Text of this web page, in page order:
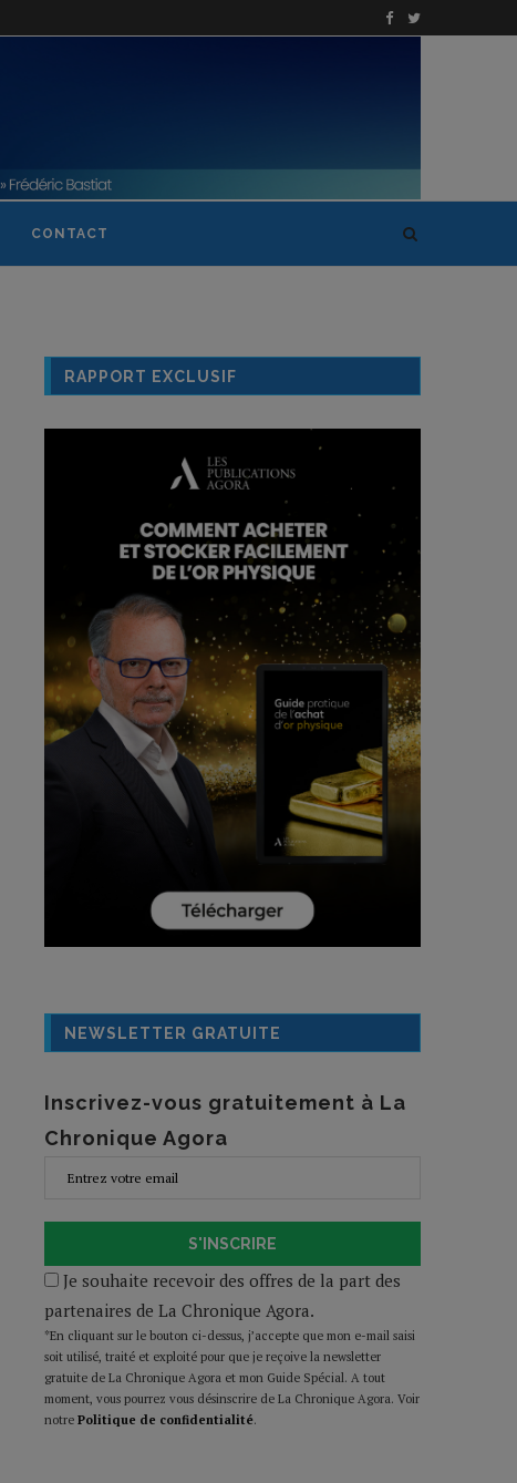
CONTACT
RAPPORT EXCLUSIF
NEWSLETTER GRATUITE
Inscrivez-vous gratuitement à La
Chronique Agora
S'INSCRIRE
Je souhaite recevoir des offres de la part des
partenaires de La Chronique Agora.
*En cliquant sur le bouton ci-dessus, j’accepte que mon e-mail saisi
soit utilisé, traité et exploité pour que je reçoive la newsletter
gratuite de La Chronique Agora et mon Guide Spécial. A tout
moment, vous pourrez vous désinscrire de La Chronique Agora. Voir
notre Politique de confidentialité.